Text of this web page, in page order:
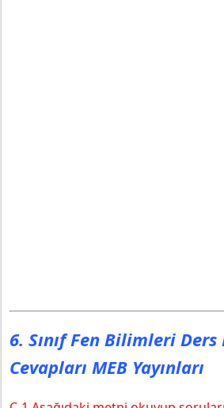
6. Sınıf Fen Bilimleri Ders
Cevapları MEB Yayınları